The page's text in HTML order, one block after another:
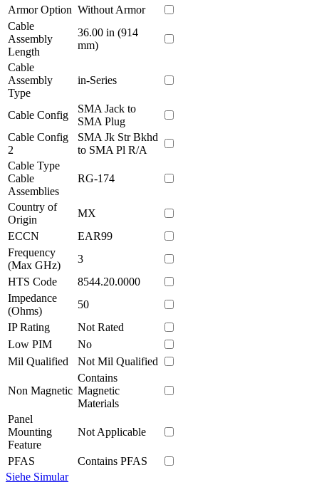
Armor Option Without Armor
Cable
Assembly
Length
36.00 in (914
mm)
Cable
Assembly
Type
in-Series
Cable Config
SMA Jack to
SMA Plug
Cable Config
2
SMA Jk Str Bkhd
to SMA Pl R/A
Cable Type
Cable
Assemblies
RG-174
Country of
Origin
MX
ECCN
EAR99
Frequency
(Max GHz)
3
HTS Code
8544.20.0000
Impedance
(Ohms)
50
IP Rating
Not Rated
Low PIM
No
Mil Qualified
Not Mil Qualified
Non Magnetic
Contains
Magnetic
Materials
Panel
Mounting
Feature
Not Applicable
PFAS
Contains PFAS
Siehe Simular